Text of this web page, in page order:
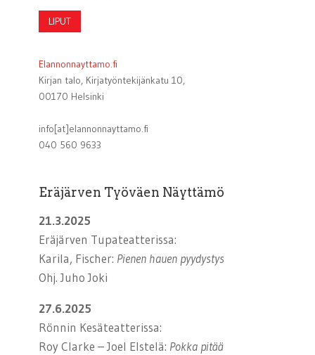
LIPUT
Elannonnayttamo.fi
Kirjan talo, Kirjatyöntekijänkatu 10,
00170 Helsinki
info[at]elannonnayttamo.fi
040 560 9633
Eräjärven Työväen Näyttämö
21.3.2025
Eräjärven Tupateatterissa:
Karila, Fischer: Pienen hauen pyydystys
Ohj. Juho Joki
27.6.2025
Rönnin Kesäteatterissa:
Roy Clarke – Joel Elstelä: Pokka pitää